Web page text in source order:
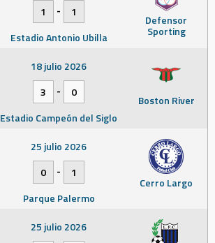
Defensor
Sporting
1
-
1
Estadio Antonio Ubilla
Boston River
18 julio 2026
3
-
0
Estadio Campeón del Siglo
Cerro Largo
25 julio 2026
0
-
1
Parque Palermo
25 julio 2026